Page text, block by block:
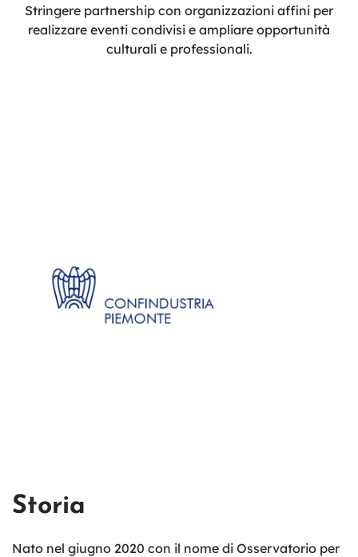
Stringere partnership con organizzazioni affini per
realizzare eventi condivisi e ampliare opportunità
culturali e professionali.
Storia
Nato nel giugno 2020 con il nome di Osservatorio per